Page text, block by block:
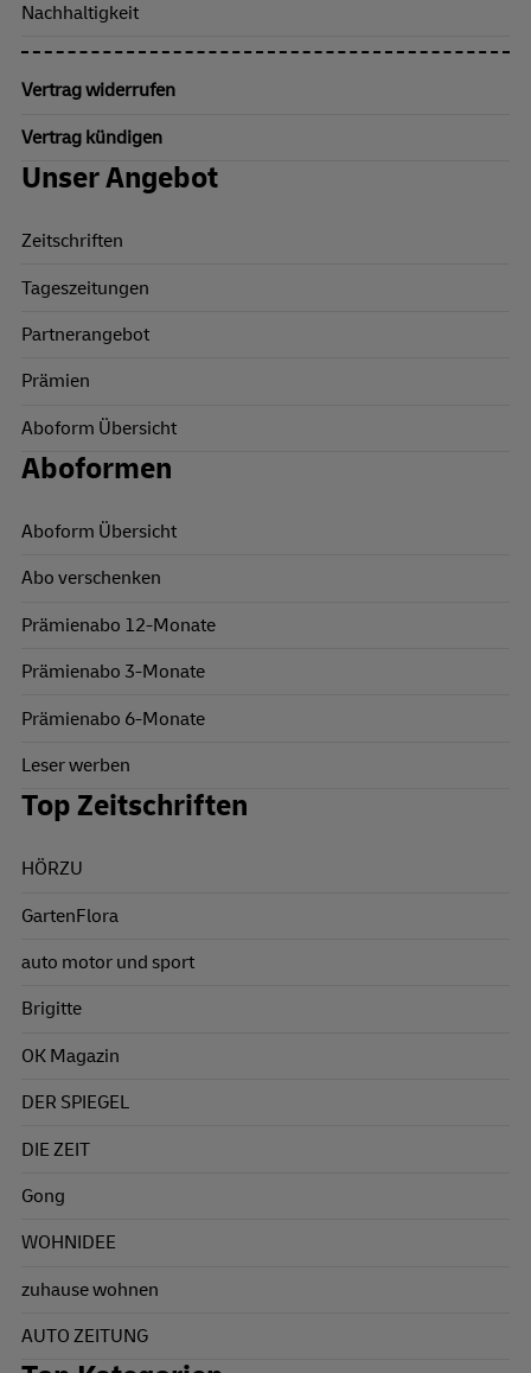
Nachhaltigkeit
Vertrag widerrufen
Vertrag kündigen
Unser Angebot
Zeitschriften
Tageszeitungen
Partnerangebot
Prämien
Aboform Übersicht
Aboformen
Aboform Übersicht
Abo verschenken
Prämienabo 12-Monate
Prämienabo 3-Monate
Prämienabo 6-Monate
Leser werben
Top Zeitschriften
HÖRZU
GartenFlora
auto motor und sport
Brigitte
OK Magazin
DER SPIEGEL
DIE ZEIT
Gong
WOHNIDEE
zuhause wohnen
AUTO ZEITUNG